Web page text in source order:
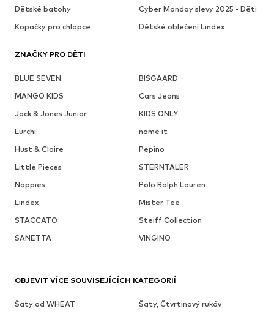
Dětské batohy
Cyber Monday slevy 2025 - Děti
Kopačky pro chlapce
Dětské oblečení Lindex
ZNAČKY PRO DĚTI
BLUE SEVEN
BISGAARD
MANGO KIDS
Cars Jeans
Jack & Jones Junior
KIDS ONLY
Lurchi
name it
Hust & Claire
Pepino
Little Pieces
STERNTALER
Noppies
Polo Ralph Lauren
Lindex
Mister Tee
STACCATO
Steiff Collection
SANETTA
VINGINO
OBJEVIT VÍCE SOUVISEJÍCÍCH KATEGORIÍ
Šaty od WHEAT Šaty, Čtvrtinový rukáv